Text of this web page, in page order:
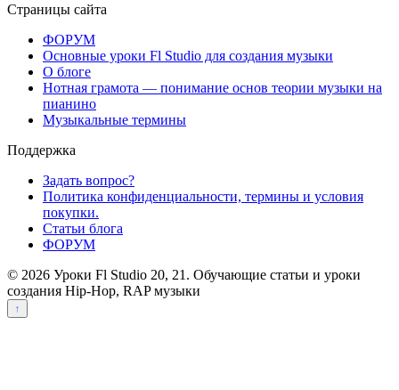
Страницы сайта
ФОРУМ
Основные уроки Fl Studio для создания музыки
О блоге
Нотная грамота — понимание основ теории музыки на
пианино
Музыкальные термины
Поддержка
Задать вопрос?
Политика конфиденциальности, термины и условия
покупки.
Статьи блога
ФОРУМ
© 2026 Уроки Fl Studio 20, 21. Обучающие статьи и уроки
создания Hip-Hop, RAP музыки